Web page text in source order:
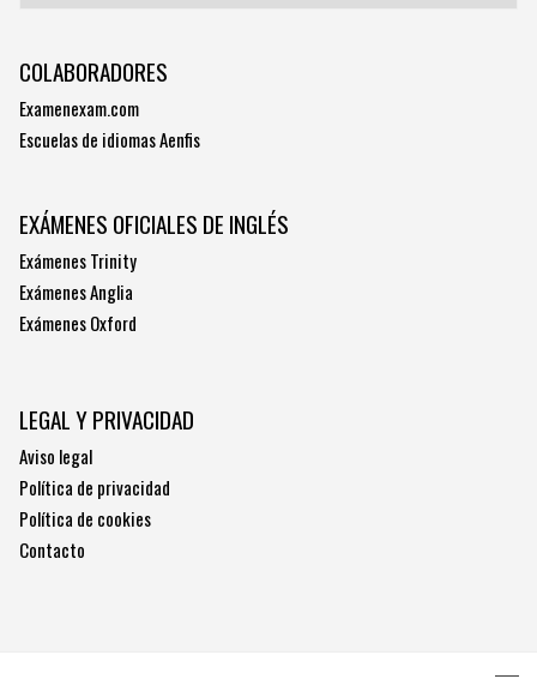
COLABORADORES
Examenexam.com
Escuelas de idiomas Aenfis
EXÁMENES OFICIALES DE INGLÉS
Exámenes Trinity
Exámenes Anglia
Exámenes Oxford
LEGAL Y PRIVACIDAD
Aviso legal
Política de privacidad
Política de cookies
Contacto